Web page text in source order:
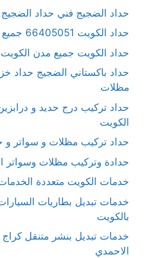
حداد الضجيج فني حداد
حداد الكويت 66405051 جميع مدن الكويت
حداد الكويت جميع مدن
حداد باكستاني الضجيج حداد
مظلات
حداد تركيب درج حديد و
الكويت
حداد تركيب مظلات و سواتر و
حدادة وتركيب مظلات وسواتر
خدمات الكويت متعددة
خدمات تبديل بطاريات
بالكويت
خدمات تبديل بنشر متنقل
الاحمدي